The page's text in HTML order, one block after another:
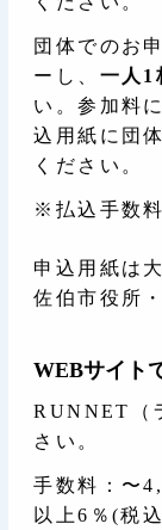
団体でのお
ーし、 一人1
い。参加料
込用紙に団
ください。
※払込手数
申込用紙は
佐伯市役所
WEBサイト
RUNNET（
さい。
手数料：〜
以上6％(税